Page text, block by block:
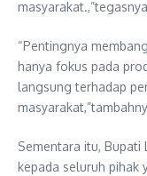
“Pentingnya
hanya fokus pada
langsung terhadap
Sementara itu, Bupati
kepada seluruh pihak